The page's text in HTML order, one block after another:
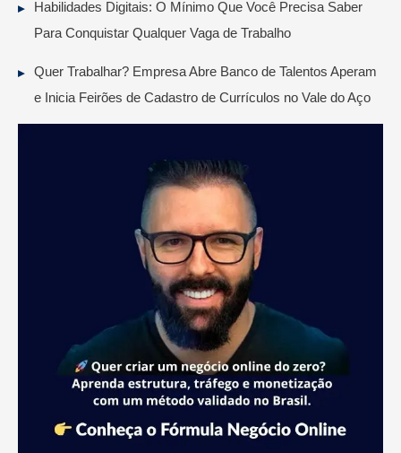
Habilidades Digitais: O Mínimo Que Você Precisa Saber
Para Conquistar Qualquer Vaga de Trabalho
Quer Trabalhar? Empresa Abre Banco de Talentos Aperam
e Inicia Feirões de Cadastro de Currículos no Vale do Aço